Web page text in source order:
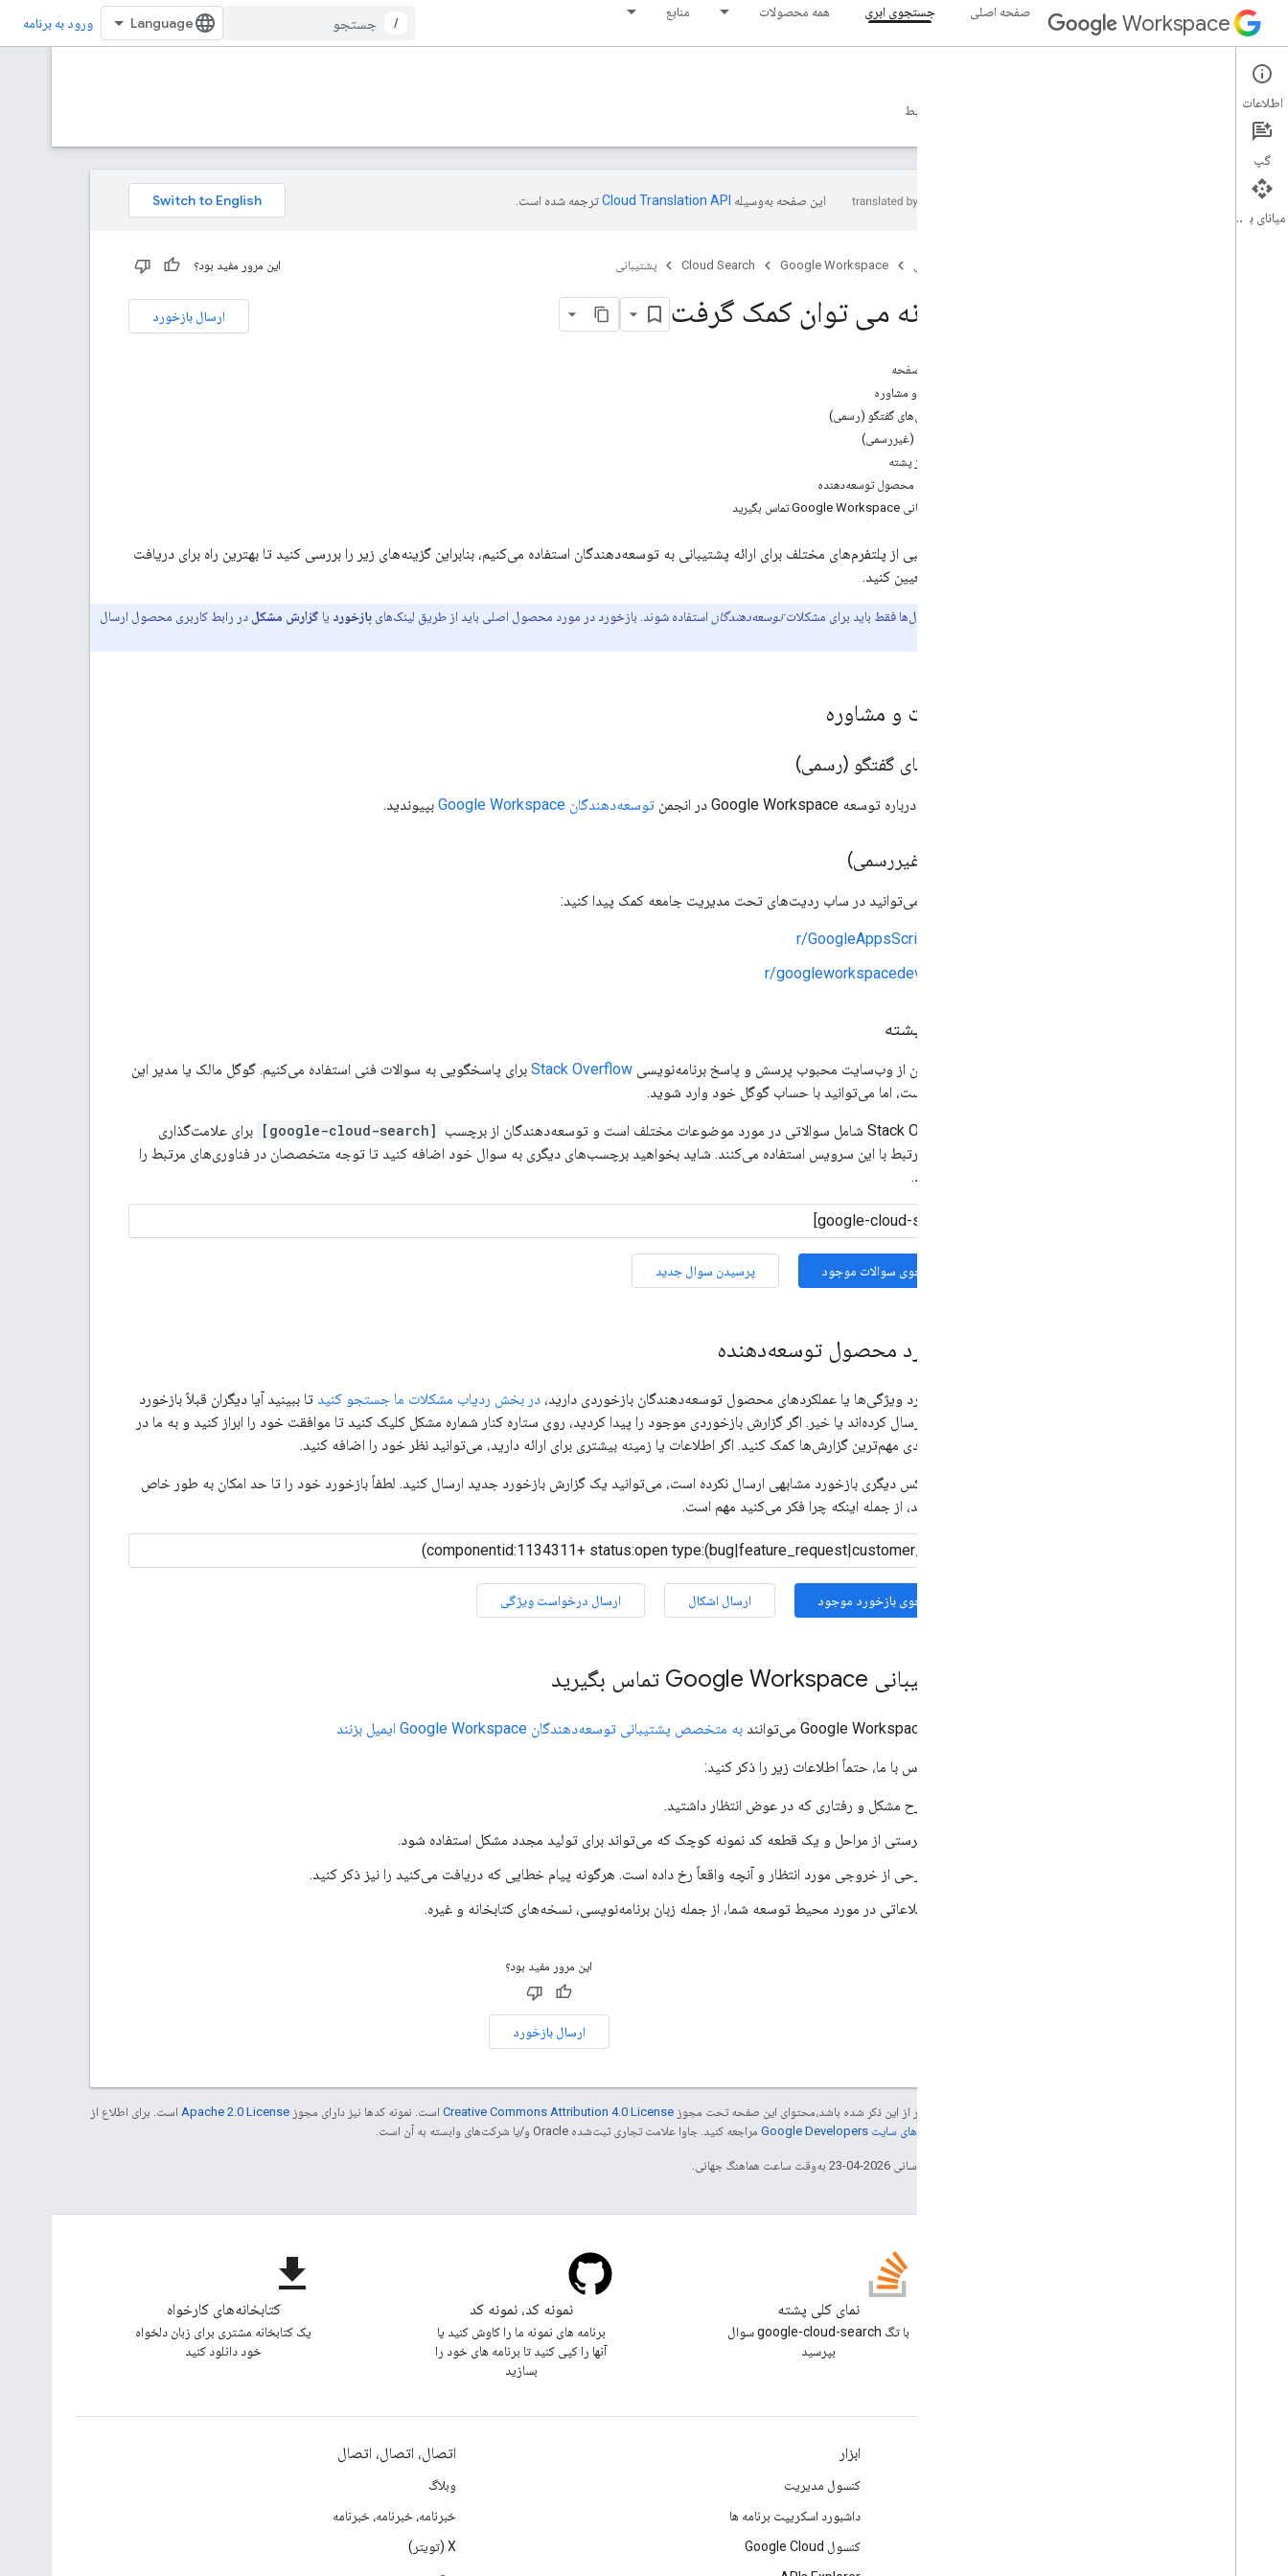
Workspace صفحه اصلی جستجوی ابری همه محصولات منابع
/ ورود به برنامه
Cloud Search
نمای کلی دایرکتوری رابط
این صفحه به‌وسیله ترجمه شده است.
صفحه اصلی Google Workspace
Cloud Search پشتیبانی این مرور مفید بود؟
ارسال بازخورد چگونه می توان کمک گرفت
در این صفحه
سوالات و مشاوره
انجمن‌های گفتگو (رسمی)
ردیت (غیررسمی)
سرریز پشته
بازخورد محصول توسعه‌دهنده
با پشتیبانی Google Workspace تماس بگیرید
ما از ترکیبی از پلتفرم‌های مختلف برای ارائه پشتیبانی به توسعه‌دهندگان استفاده می‌کنیم، بنابراین گزینه‌های زیر را بررسی کنید تا بهترین راه برای دریافت
کمک را تعیین کنید.
این کانال‌ها فقط باید برای مشکلاتتوسعه‌دهندگان استفاده شوند. بازخورد در مورد محصول اصلی باید از طریق لینک‌های بازخورد یا گزارش مشکل در رابط کاربری محصول ارسال
سوالات و مشاوره
انجمن‌های گفتگو (رسمی)
به گفتگو درباره توسعه Google Workspace در انجمن توسعه‌دهندگان Google Workspace بپیوندید.
ردیت (غیررسمی)
همچنین می‌توانید در ساب ردیت‌های تحت مدیریت جامعه کمک پیدا کنید:
r/GoogleAppsScript
r/googleworkspacedevs
سرریز پشته
ما همچنین از وب‌سایت محبوب پرسش و پاسخ برنامه‌نویسی Stack Overflow برای پاسخگویی به سوالات فنی استفاده می‌کنیم. گوگل مالک یا مدیر این
سایت نیست، اما می‌توانید با حساب گوگل خود وارد شوید.
Stack Overflow شامل سوالاتی در مورد موضوعات مختلف است و توسعه‌دهندگان از برچسب [google-cloud-search]
برای علامت‌گذاری
سوالات مرتبط با این سرویس استفاده می‌کنند. شاید بخواهید برچسب‌های دیگری به سوال خود اضافه کنید تا توجه متخصصان در فناوری‌های مرتبط را
جلب کنید.
جستجوی سوالات موجود پرسیدن سوال جدید
بازخورد محصول توسعه‌دهنده
اگر در مورد ویژگی‌ها یا عملکردهای محصول توسعه‌دهندگان بازخوردی دارید، در بخش ردیاب مشکلات ما جستجو کنید تا ببینید آیا دیگران قبلاً بازخورد
مشابهی ارسال کرده‌اند یا خیر. اگر گزارش بازخوردی موجود را پیدا کردید، روی ستاره کنار شماره مشکل کلیک کنید تا موافقت خود را ابراز کنید و به ما در
اولویت‌بندی مهم‌ترین گزارش‌ها کمک کنید. اگر اطلاعات یا زمینه بیشتری برای ارائه دارید، می‌توانید نظر خود را اضافه کنید.
اگر هیچ کس دیگری بازخورد مشابهی ارسال نکرده است، می‌توانید یک گزارش بازخورد جدید ارسال کنید. لطفاً بازخورد خود را تا حد امکان به طور خاص
شرح دهید، از جمله اینکه چرا فکر می‌کنید مهم است.
جستجوی بازخورد موجود ارسال اشکال ارسال درخواست ویژگی
با پشتیبانی Google Workspace تماس بگیرید
به متخصص پشتیبانی توسعه‌دهندگان Google Workspace ایمیل بزنند
هنگام تماس با ما، حتماً اطلاعات زیر را ذکر کنید:
شرح مشکل و رفتاری که در عوض انتظار داشتید.
فهرستی از مراحل و یک قطعه کد نمونه کوچک که می‌تواند برای تولید مجدد مشکل استفاده شود.
شرحی از خروجی مورد انتظار و آنچه واقعاً رخ داده است. هرگونه پیام خطایی که دریافت می‌کنید را نیز ذکر کنید.
اطلاعاتی در مورد محیط توسعه شما، از جمله زبان برنامه‌نویسی، نسخه‌های کتابخانه و غیره.
این مرور مفید بود؟
ارسال بازخورد
جز در مواردی که غیر از این ذکر شده باشد،‌محتوای این صفحه تحت مجوز Creative Commons Attribution 4.0 License است. نمونه کدها نیز دارای مجوز Apache 2.0 License است. برای اطلاع از
خطمشی‌های سایت Google Developers‏ مراجعه کنید. جاوا علامت تجاری ثبت‌شده Oracle و/یا شرکت‌های وابسته به آن است.
تاریخ آخرین به‌روزرسانی 2026-04-23 به‌وقت ساعت هماهنگ جهانی.
نمای کلی پشته
با تگ google-cloud-search سوال
بپرسید
نمونه کد، نمونه کد
برنامه های نمونه ما را کاوش کنید یا
آنها را کپی کنید تا برنامه های خود را
بسازید
file_download
کتابخانه‌های کارخواه
یک کتابخانه مشتری برای زبان دلخواه
خود دانلود کنید
ابزار
کنسول مدیریت
داشبورد اسکریپت برنامه ها
کنسول Google Cloud
اتصال، اتصال، اتصال
وبلاگ
خبرنامه، خبرنامه، خبرنامه
X (تویتر)
اطلاعات
گپ
میانای برنامه‌سازی کاربردی